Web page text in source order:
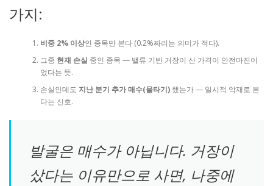
가지:
비중 2% 이상인 종목만 본다 (0.2%짜리는 의미가 적다).
그중 현재 손실 중인 종목 — 밸류 기반 거장이 산 가격이 안전마진이
었다는 뜻.
손실인데도 지난 분기 추가 매수(물타기)했는가 — 일시적 악재로 본
다는 신호.
발굴은 매수가 아닙니다. 거장이
샀다는 이유만으로 사면, 나중에